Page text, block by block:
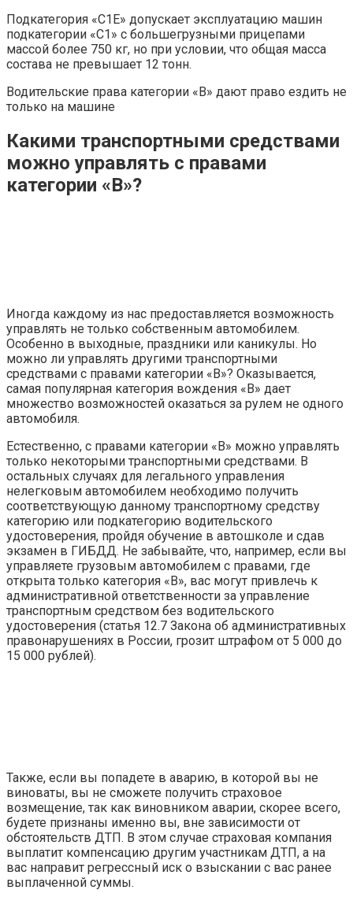
Подкатегория «С1Е» допускает эксплуатацию машин
подкатегории «С1» с большегрузными прицепами
массой более 750 кг, но при условии, что общая масса
состава не превышает 12 тонн.
Водительские права категории «B» дают право ездить не
только на машине
Какими транспортными средствами
можно управлять с правами
категории «В»?
Иногда каждому из нас предоставляется возможность
управлять не только собственным автомобилем.
Особенно в выходные, праздники или каникулы. Но
можно ли управлять другими транспортными
средствами с правами категории «В»? Оказывается,
самая популярная категория вождения «В» дает
множество возможностей оказаться за рулем не одного
автомобиля.
Естественно, с правами категории «В» можно управлять
только некоторыми транспортными средствами. В
остальных случаях для легального управления
нелегковым автомобилем необходимо получить
соответствующую данному транспортному средству
категорию или подкатегорию водительского
удостоверения, пройдя обучение в автошколе и сдав
экзамен в ГИБДД. Не забывайте, что, например, если вы
управляете грузовым автомобилем с правами, где
открыта только категория «В», вас могут привлечь к
административной ответственности за управление
транспортным средством без водительского
удостоверения (статья 12.7 Закона об административных
правонарушениях в России, грозит штрафом от 5 000 до
15 000 рублей).
Также, если вы попадете в аварию, в которой вы не
виноваты, вы не сможете получить страховое
возмещение, так как виновником аварии, скорее всего,
будете признаны именно вы, вне зависимости от
обстоятельств ДТП. В этом случае страховая компания
выплатит компенсацию другим участникам ДТП, а на
вас направит регрессный иск о взыскании с вас ранее
выплаченной суммы.